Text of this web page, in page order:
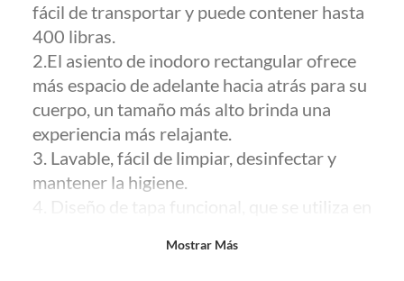
En sodimac.cl te damos
estar en perfecto estado, con todas sus etiquetas y sin uso, tal como te lo
entregamos.
Productos digitales que se entregan a través de una descarga
electrónica, por ejemplo, cupones de experiencia o programas
para el computador.
Productos a pedido o confeccionados a medida.
Productos que han sido informados como imperfectos, usados,
reparados, abiertos, de segunda selección, remanufacturados o
fácil de transportar y puede contener hasta
400 libras.
2.El asiento de inodoro rectangular ofrece
más espacio de adelante hacia atrás para su
cuerpo, un tamaño más alto brinda una
experiencia más relajante.
3. Lavable, fácil de limpiar, desinfectar y
mantener la higiene.
4. Diseño de tapa funcional, que se utiliza en
portátil, caja de almacenamiento, bote de
Mostrar Más